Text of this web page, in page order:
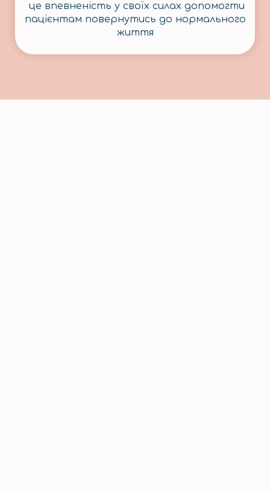
це впевненість у своїх силах допомогти
пацієнтам повернутись до нормального
життя